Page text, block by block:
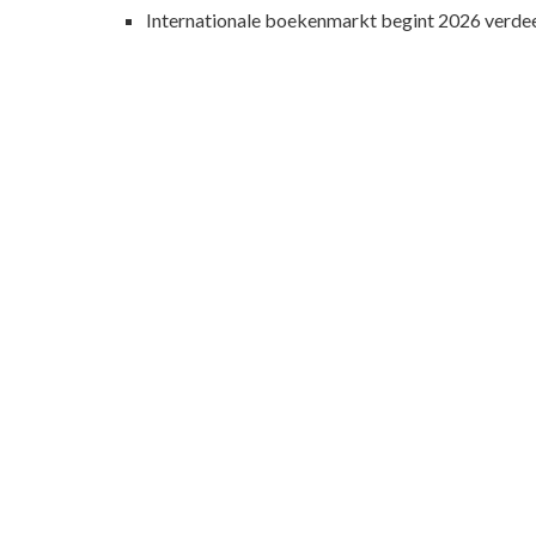
Internationale boekenmarkt begint 2026